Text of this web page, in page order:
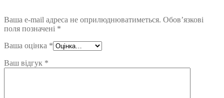
Ваша e-mail адреса не оприлюднюватиметься. Обов’язкові
поля позначені *
Ваша оцінка *
Ваш відгук *